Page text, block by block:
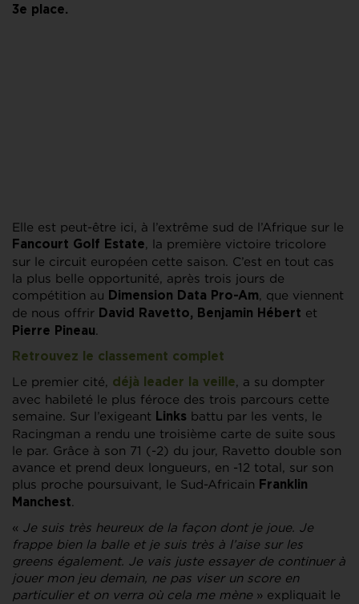
3e place.
Elle est peut-être ici, à l’extrême sud de l’Afrique sur le
Fancourt Golf Estate, la première victoire tricolore
sur le circuit européen cette saison. C’est en tout cas
la plus belle opportunité, après trois jours de
compétition au Dimension Data Pro-Am, que viennent
de nous offrir David Ravetto, Benjamin Hébert et
Pierre Pineau.
Retrouvez le classement complet
Le premier cité, déjà leader la veille, a su dompter
avec habileté le plus féroce des trois parcours cette
semaine. Sur l’exigeant Links battu par les vents, le
Racingman a rendu une troisième carte de suite sous
le par. Grâce à son 71 (-2) du jour, Ravetto double son
avance et prend deux longueurs, en -12 total, sur son
plus proche poursuivant, le Sud-Africain Franklin
Manchest.
« Je suis très heureux de la façon dont je joue. Je
frappe bien la balle et je suis très à l’aise sur les
greens également. Je vais juste essayer de continuer à
jouer mon jeu demain, ne pas viser un score en
particulier et on verra où cela me mène » expliquait le